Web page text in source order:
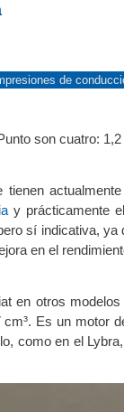
de
son cuatro:
y prácticamente
sí indicativa,
en el
en otros
Es un motor
como en el